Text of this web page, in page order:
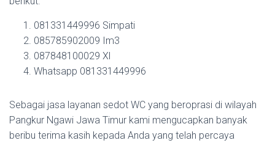
081331449996 Simpati
085785902009 Im3
087848100029 Xl
Whatsapp 081331449996
Sebagai jasa layanan sedot WC yang beroprasi di wilayah
Pangkur Ngawi Jawa Timur kami mengucapkan banyak
beribu terima kasih kepada Anda yang telah percaya